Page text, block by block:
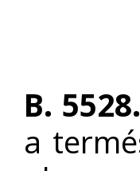
B. 5528.
a